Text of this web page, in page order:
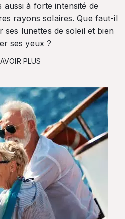
aussi à forte intensité de
rayons solaires. Que faut-il
ses lunettes de soleil et bien
ses yeux ?
PLUS